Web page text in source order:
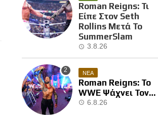
Roman Reigns: Τι
Είπε Στον Seth
Rollins Μετά Το
SummerSlam
3.8.26
ΝΕΑ
Roman Reigns: Το
WWE Ψάχνει Τον
Επόμενο Διεκδικητή
6.8.26